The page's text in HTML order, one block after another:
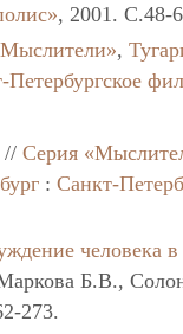
, 2001. C.48-
,
Петербургское
//Серия
:Санкт-
человека
Маркова Б.В.,
273.